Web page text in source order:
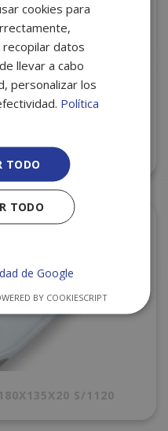
S/800
S/1120
cookies para
datos
llevar a cabo
personalizar los
Política
TODO
TODO
de Google
BY COOKIESCRIPT